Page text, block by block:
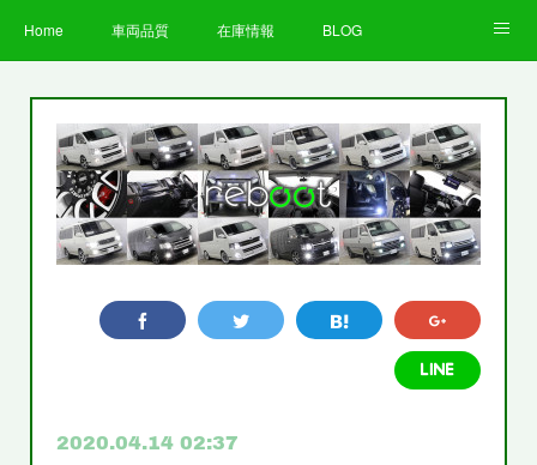
Home 車両品質 在庫情報 BLOG
お客様の声 STAFF 企業情報
プライバシーポリシー
2020.04.14 02:37